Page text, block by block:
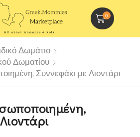
0
Δωμάτιο
Δωματίου
Συννεφάκι με Λιοντάρι